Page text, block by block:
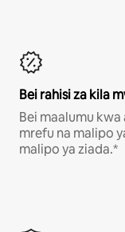
Bei rahisi za kila
Bei maalumu
mrefu na malipo
malipo ya ziada.*